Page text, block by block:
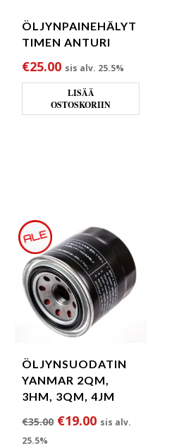
ÖLJYNPAINEHÄLYT
TIMEN ANTURI
€25.00 sis alv. 25.5%
LISÄÄ
OSTOSKORIIN
ÖLJYNSUODATIN
YANMAR 2QM,
3HM, 3QM, 4JM
€35.00 Alkuperäinen
€19.00Nykyinen
sis alv.
25.5%